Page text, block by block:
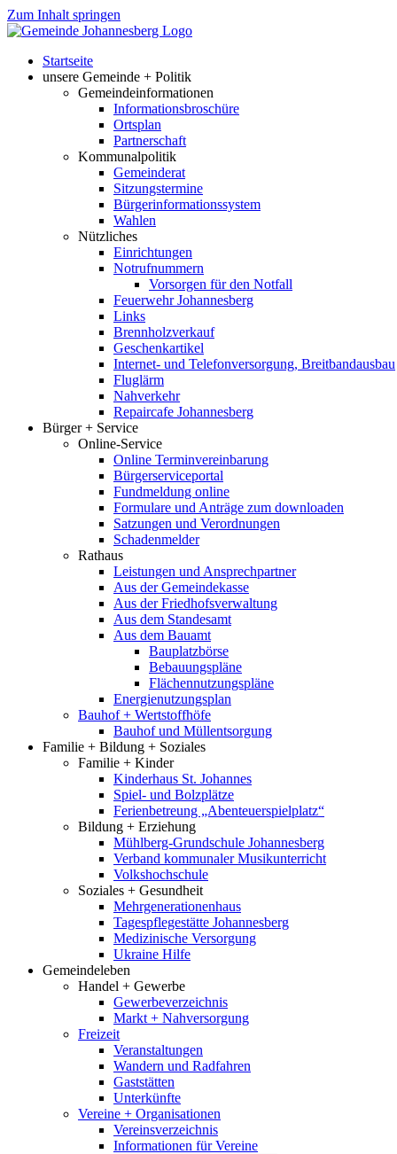
Zum Inhalt springen
Startseite
unsere Gemeinde + Politik
Gemeindeinformationen
Informationsbroschüre
Ortsplan
Partnerschaft
Kommunalpolitik
Gemeinderat
Sitzungstermine
Bürgerinformationssystem
Wahlen
Nützliches
Einrichtungen
Notrufnummern
Vorsorgen für den Notfall
Feuerwehr Johannesberg
Links
Brennholzverkauf
Geschenkartikel
Internet- und Telefonversorgung, Breitbandausbau
Fluglärm
Nahverkehr
Repaircafe Johannesberg
Bürger + Service
Online-Service
Online Terminvereinbarung
Bürgerserviceportal
Fundmeldung online
Formulare und Anträge zum downloaden
Satzungen und Verordnungen
Schadenmelder
Rathaus
Leistungen und Ansprechpartner
Aus der Gemeindekasse
Aus der Friedhofsverwaltung
Aus dem Standesamt
Aus dem Bauamt
Bauplatzbörse
Bebauungspläne
Flächennutzungspläne
Energienutzungsplan
Bauhof + Wertstoffhöfe
Bauhof und Müllentsorgung
Familie + Bildung + Soziales
Familie + Kinder
Kinderhaus St. Johannes
Spiel- und Bolzplätze
Ferienbetreung „Abenteuerspielplatz“
Bildung + Erziehung
Mühlberg-Grundschule Johannesberg
Verband kommunaler Musikunterricht
Volkshochschule
Soziales + Gesundheit
Mehrgenerationenhaus
Tagespflegestätte Johannesberg
Medizinische Versorgung
Ukraine Hilfe
Gemeindeleben
Handel + Gewerbe
Gewerbeverzeichnis
Markt + Nahversorgung
Freizeit
Veranstaltungen
Wandern und Radfahren
Gaststätten
Unterkünfte
Vereine + Organisationen
Vereinsverzeichnis
Informationen für Vereine